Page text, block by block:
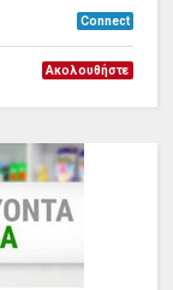
Connect
Ακολουθήστε